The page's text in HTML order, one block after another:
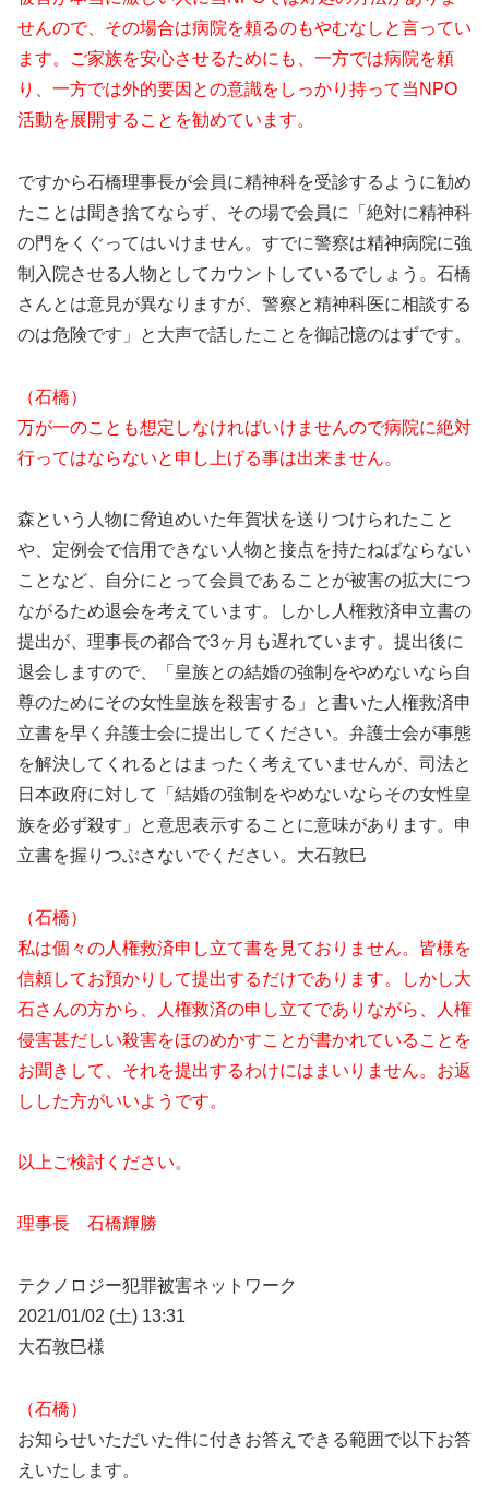
せんので、その場合は病院を頼るのもやむなしと言ってい
ます。ご家族を安心させるためにも、一方では病院を頼
り、一方では外的要因との意識をしっかり持って当NPO
活動を展開することを勧めています。
ですから石橋理事長が会員に精神科を受診するように勧め
たことは聞き捨てならず、その場で会員に「絶対に精神科
の門をくぐってはいけません。すでに警察は精神病院に強
制入院させる人物としてカウントしているでしょう。石橋
さんとは意見が異なりますが、警察と精神科医に相談する
のは危険です」と大声で話したことを御記憶のはずです。
（石橋）
万が一のことも想定しなければいけませんので病院に絶対
行ってはならないと申し上げる事は出来ません。
森という人物に脅迫めいた年賀状を送りつけられたこと
や、定例会で信用できない人物と接点を持たねばならない
ことなど、自分にとって会員であることが被害の拡大につ
ながるため退会を考えています。しかし人権救済申立書の
提出が、理事長の都合で3ヶ月も遅れています。提出後に
退会しますので、「皇族との結婚の強制をやめないなら自
尊のためにその女性皇族を殺害する」と書いた人権救済申
立書を早く弁護士会に提出してください。弁護士会が事態
を解決してくれるとはまったく考えていませんが、司法と
日本政府に対して「結婚の強制をやめないならその女性皇
族を必ず殺す」と意思表示することに意味があります。申
立書を握りつぶさないでください。大石敦巳
（石橋）
私は個々の人権救済申し立て書を見ておりません。皆様を
信頼してお預かりして提出するだけであります。しかし大
石さんの方から、人権救済の申し立てでありながら、人権
侵害甚だしい殺害をほのめかすことが書かれていることを
お聞きして、それを提出するわけにはまいりません。お返
しした方がいいようです。
以上ご検討ください。
理事長 石橋輝勝
テクノロジー犯罪被害ネットワーク
2021/01/02 (土) 13:31
大石敦巳様
（石橋）
お知らせいただいた件に付きお答えできる範囲で以下お答
えいたします。